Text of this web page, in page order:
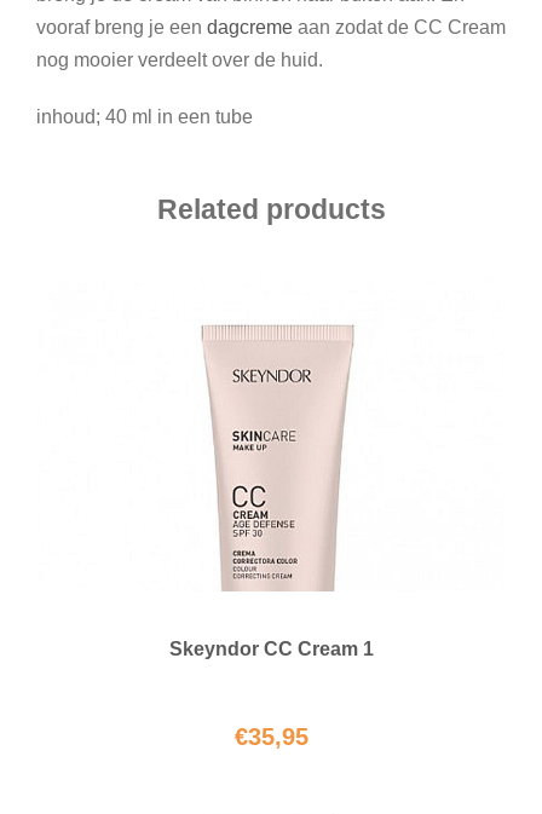
vooraf breng je een dagcreme aan zodat de CC Cream
nog mooier verdeelt over de huid.
inhoud; 40 ml in een tube
Related products
Skeyndor CC Cream 1
€35,95